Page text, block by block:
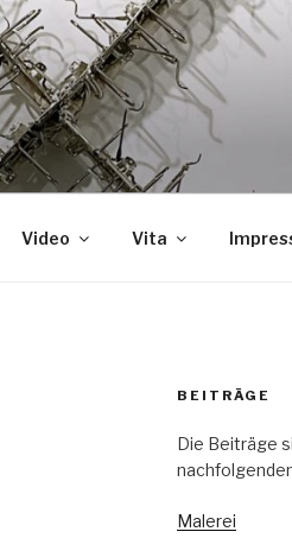
Video Vita
BEITRÄGE
Die Beiträge
Malerei